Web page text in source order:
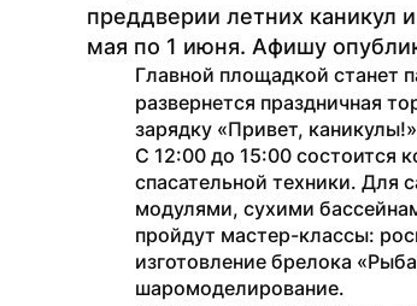
преддверии летних каникул
мая по 1 июня. Афишу
Главной площадкой станет
развернется праздничная
зарядку «Привет,
С 12:00 до 15:00 состоится
спасательной техники. Для
модулями, сухими
пройдут мастер-классы:
изготовление брелока
шаромоделирование.